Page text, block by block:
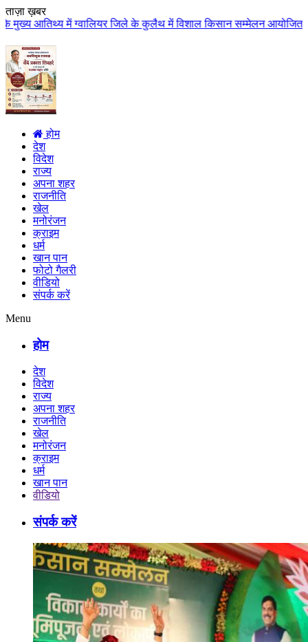
ताज़ा ख़बर
जिले के कुलैथ में विशाल किसान सम्मेलन आयोजित लगभग 87.21 करोड़
होम
देश
विदेश
राज्य
अपना शहर
राजनीति
खेल
मनोरंजन
क्राइम
धर्म
खान पान
फोटो गैलरी
वीडियो
संपर्क करें
Menu
होम
देश
विदेश
राज्य
अपना शहर
राजनीति
खेल
मनोरंजन
क्राइम
धर्म
खान पान
वीडियो
संपर्क करें